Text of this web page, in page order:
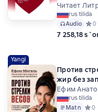
Читает
rus tilida
Audio
0
7 258,18
Yangi
Против
жир без
Ефим
rus tilida
Matn
0